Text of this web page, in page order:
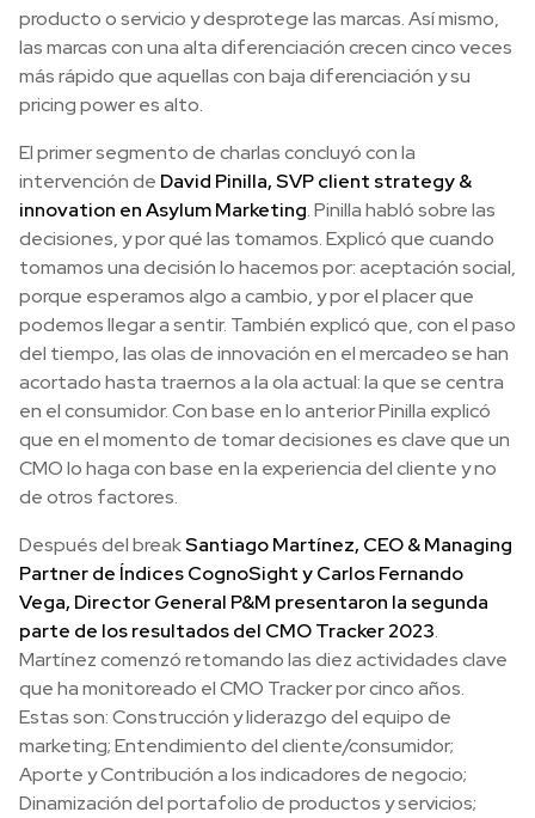
producto o servicio y desprotege las marcas. Así mismo,
las marcas con una alta diferenciación crecen cinco veces
más rápido que aquellas con baja diferenciación y su
pricing power es alto.
El primer segmento de charlas concluyó con la
intervención de David Pinilla, SVP client strategy &
innovation en Asylum Marketing. Pinilla habló sobre las
decisiones, y por qué las tomamos. Explicó que cuando
tomamos una decisión lo hacemos por: aceptación social,
porque esperamos algo a cambio, y por el placer que
podemos llegar a sentir. También explicó que, con el paso
del tiempo, las olas de innovación en el mercadeo se han
acortado hasta traernos a la ola actual: la que se centra
en el consumidor. Con base en lo anterior Pinilla explicó
que en el momento de tomar decisiones es clave que un
CMO lo haga con base en la experiencia del cliente y no
de otros factores.
Después del breakSantiago Martínez, CEO & Managing
Partner de Índices CognoSight y Carlos Fernando
Vega, Director General P&M presentaron la segunda
parte de los resultados del CMO Tracker 2023.
Martínez comenzó retomando las diez actividades clave
que ha monitoreado el CMO Tracker por cinco años.
Estas son: Construcción y liderazgo del equipo de
marketing; Entendimiento del cliente/consumidor;
Aporte y Contribución a los indicadores de negocio;
Dinamización del portafolio de productos y servicios;